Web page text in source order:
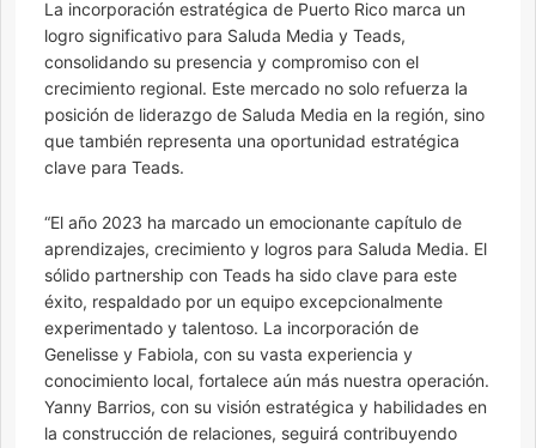
La incorporación estratégica de Puerto Rico marca un
logro significativo para Saluda Media y Teads,
consolidando su presencia y compromiso con el
crecimiento regional. Este mercado no solo refuerza la
posición de liderazgo de Saluda Media en la región, sino
que también representa una oportunidad estratégica
clave para Teads.
“El año 2023 ha marcado un emocionante capítulo de
aprendizajes, crecimiento y logros para Saluda Media. El
sólido partnership con Teads ha sido clave para este
éxito, respaldado por un equipo excepcionalmente
experimentado y talentoso. La incorporación de
Genelisse y Fabiola, con su vasta experiencia y
conocimiento local, fortalece aún más nuestra operación.
Yanny Barrios, con su visión estratégica y habilidades en
la construcción de relaciones, seguirá contribuyendo